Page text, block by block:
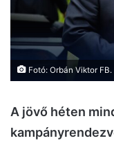
Fotó: Orbán Viktor FB.
A jövő héten